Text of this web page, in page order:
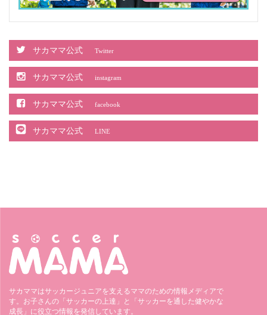
サカママ公式 Twitter
サカママ公式 instagram
サカママ公式 facebook
サカママ公式 LINE
サカママはサッカージュニアを支えるママのための情報メディアで
す。お子さんの「サッカーの上達」と「サッカーを通した健やかな
成長」に役立つ情報を発信しています。